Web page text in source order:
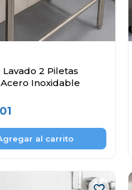
2 Piletas
Inoxidable